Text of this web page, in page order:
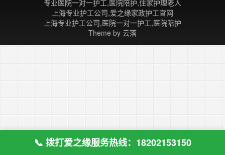
专业医院一对一护工,医院陪护,住家护理老人
上海专业护工公司,爱之缘家政护工官网
上海专业护工公司,医院一对一护工,医院陪护
Theme by 云落
📞 拨打爱之缘服务热线：18202153150